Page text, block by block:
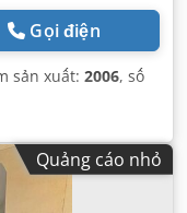
Gọi điện
sản xuất: 2006, số
Quảng cáo nhỏ